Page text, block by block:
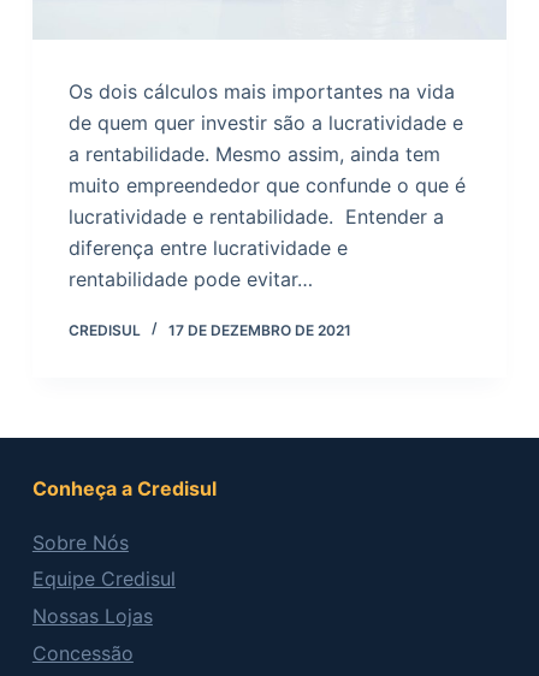
Os dois cálculos mais importantes na vida
de quem quer investir são a lucratividade e
a rentabilidade. Mesmo assim, ainda tem
muito empreendedor que confunde o que é
lucratividade e rentabilidade. Entender a
diferença entre lucratividade e
rentabilidade pode evitar…
CREDISUL 17 DE DEZEMBRO DE 2021
Conheça a Credisul
Sobre Nós
Equipe Credisul
Nossas Lojas
Concessão